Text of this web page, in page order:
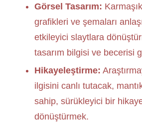
Görsel Tasarım:
grafikleri ve şemaları
etkileyici slaytlara
tasarım bilgisi ve becerisi
Hikayeleştirme:
ilgisini canlı tutacak,
sahip, sürükleyici bir
dönüştürmek.